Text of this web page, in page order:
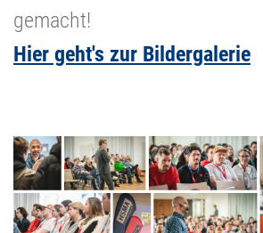
gemacht!
Hier geht's zur Bildergalerie